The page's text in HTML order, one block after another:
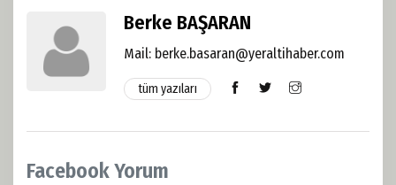
Berke BAŞARAN
Mail: berke.basaran@yeraltihaber.com
tüm yazıları
Facebook Yorum